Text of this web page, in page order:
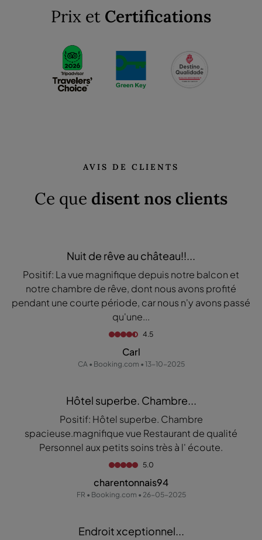
Prix et Certifications
AVIS DE CLIENTS
Ce que disent nos clients
Nuit de rêve au château!!...
Positif: La vue magnifique depuis notre balcon et
notre chambre de rêve, dont nous avons profité
pendant une courte période, car nous n'y avons passé
qu'une...
4.5
Carl
CA • Booking.com • 13-10-2025
Hôtel superbe. Chambre...
Positif: Hôtel superbe. Chambre
spacieuse.magnifique vue Restaurant de qualité
Personnel aux petits soins très à l' écoute.
5.0
charentonnais94
FR • Booking.com • 26-05-2025
Endroit xceptionnel...